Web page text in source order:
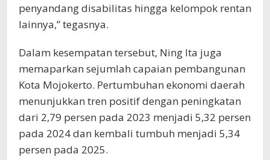
penyandang disabilitas hingga kelompok rentan
lainnya,” tegasnya.
Dalam kesempatan tersebut, Ning Ita juga
memaparkan sejumlah capaian pembangunan
Kota Mojokerto. Pertumbuhan ekonomi daerah
menunjukkan tren positif dengan peningkatan
dari 2,79 persen pada 2023 menjadi 5,32 persen
pada 2024 dan kembali tumbuh menjadi 5,34
persen pada 2025.